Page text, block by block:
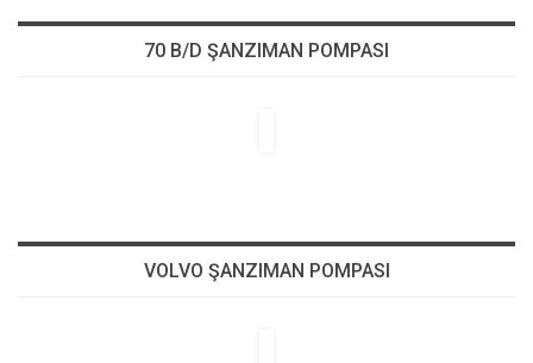
70 B/D ŞANZIMAN POMPASI
VOLVO ŞANZIMAN POMPASI